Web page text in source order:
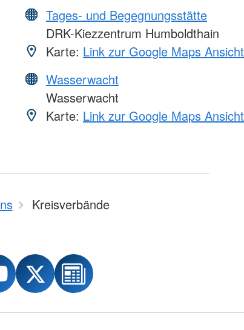
Tages- und Begegnungsstätte
DRK-Kiezzentrum Humboldthain
Karte: Link zur Google Maps Ansicht
Wasserwacht
Wasserwacht
Karte: Link zur Google Maps Ansicht
Kreisverbände